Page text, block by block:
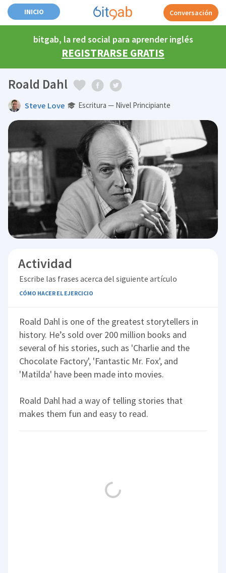
INICIO Conversación
bitgab, la red social para aprender inglés
REGISTRARSE GRATIS
Roald Dahl
Steve Love Escritura — Nivel Principiante
Actividad
Escribe las frases acerca del siguiente artículo
CÓMO HACER EL EJERCICIO
Roald Dahl is one of the greatest storytellers in
history. He’s sold over 200 million books and
several of his stories, such as 'Charlie and the
Chocolate Factory', 'Fantastic Mr. Fox', and
'Matilda' have been made into movies.
Roald Dahl had a way of telling stories that
makes them fun and easy to read.